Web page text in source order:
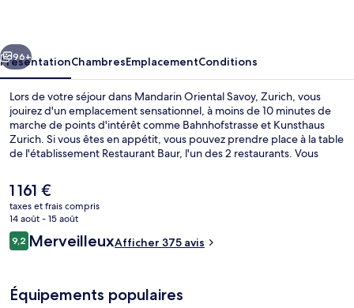
Suivant
96+
PrésentationChambresEmplacementConditions
Lors de votre séjour dans Mandarin Oriental Savoy, Zurich, vous
jouirez d'un emplacement sensationnel, à moins de 10 minutes de
marche de points d'intérêt comme Bahnhofstrasse et Kunsthaus
Zurich. Si vous êtes en appétit, vous pouvez prendre place à la table
de l'établissement Restaurant Baur, l'un des 2 restaurants. Vous
pour le déjeuner et le dîner. Cet hôtel de luxe vous offre en outre un
bar / salon, un snack-bar/une épicerie fine et une terrasse. Les
transports publics sont rapidement accessibles à pied : Arrêt de
tram Paradeplatz se situe à quelques pas et Arrêt de tram
Borsenstrasse, à 2 min de marche à peine.
Le
prix
actuel
est
de
1 161 €
taxes et frais compris
14 août - 15 août
Avis
voyageurs
9,29,2 sur 10
MerveilleuxAfficher 375 avis
Équipements populaires